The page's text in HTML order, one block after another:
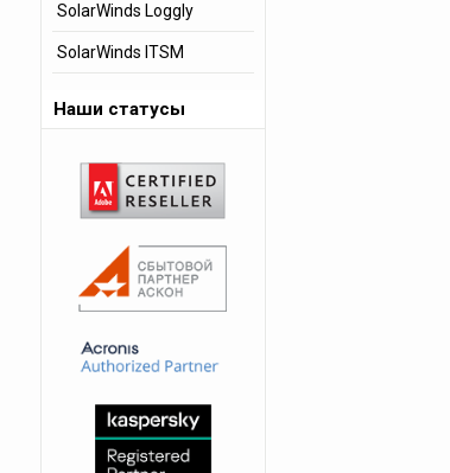
SolarWinds Loggly
SolarWinds ITSM
Наши статусы